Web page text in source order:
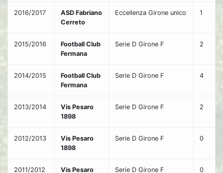
2016/2017
ASD Fabriano
Cerreto
Eccellenza Girone unico 1
2015/2016
Football Club
Fermana
Serie D Girone F 2
2014/2015
Football Club
Fermana
Serie D Girone F 4
2013/2014
Vis Pesaro
1898
Serie D Girone F 2
2012/2013
Vis Pesaro
1898
Serie D Girone F 0
2011/2012 Vis Pesaro Serie D Girone F 0